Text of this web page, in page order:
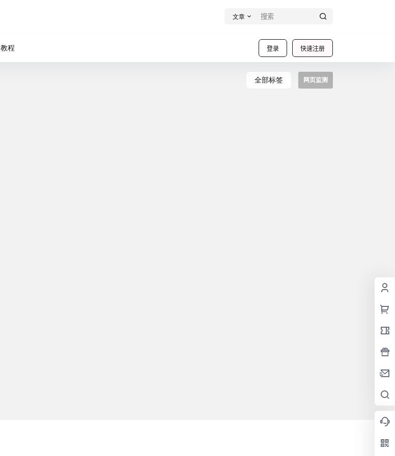
文章
登录 快速注册
教程
全部标签 网页监测